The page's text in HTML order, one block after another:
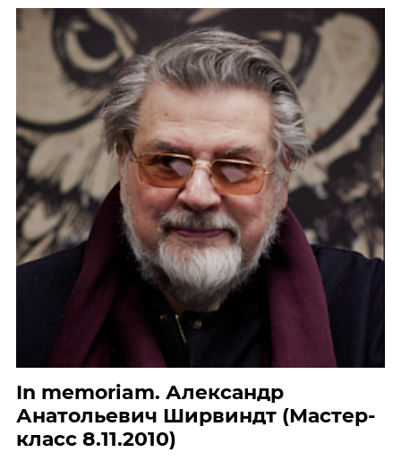
In memoriam. Александр
Анатольевич Ширвиндт (Мастер-
класс 8.11.2010)